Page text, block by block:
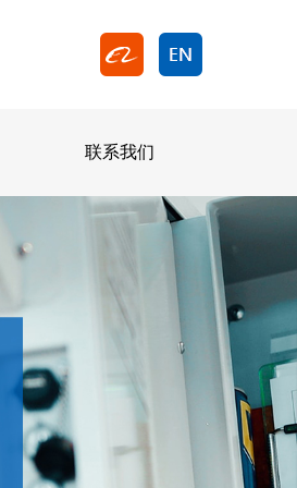
联系我们